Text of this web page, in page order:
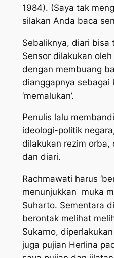
1984). (Saya tak
silakan Anda baca
Sebaliknya, diari bisa
Sensor dilakukan
dengan membuang
dianggapnya sebagai
‘memalukan’.
Penulis lalu
ideologi-politik
dilakukan rezim
dan diari.
Rachmawati harus
menunjukkan muka
Suharto. Sementara
berontak melihat
Sukarno,
juga pujian Herlina